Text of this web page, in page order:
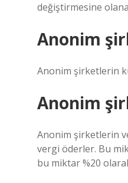
değiştirmesine
Anonim
Anonim şirketlerin
Anonim
Anonim şirketlerin
vergi öderler. Bu
bu miktar %20